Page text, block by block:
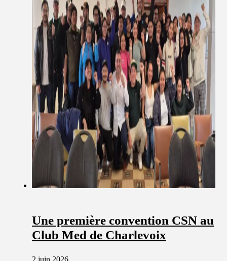
Une première convention CSN au
Club Med de Charlevoix
2 juin 2026